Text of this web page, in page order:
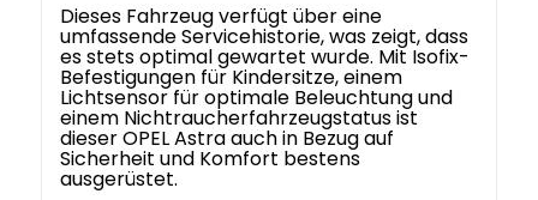
Dieses Fahrzeug verfügt über eine
umfassende Servicehistorie, was zeigt, dass
es stets optimal gewartet wurde. Mit Isofix-
Befestigungen für Kindersitze, einem
Lichtsensor für optimale Beleuchtung und
einem Nichtraucherfahrzeugstatus ist
dieser OPEL Astra auch in Bezug auf
Sicherheit und Komfort bestens
ausgerüstet.